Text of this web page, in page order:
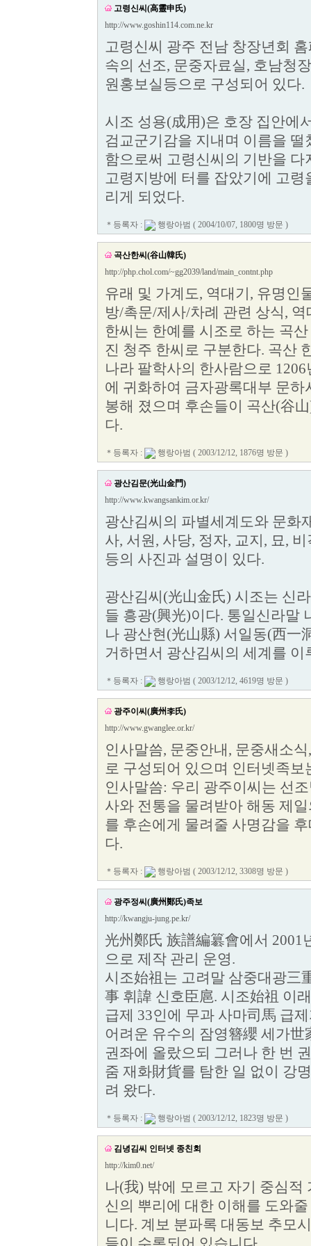
고령신씨(高靈申氏)
http://www.goshin114.com.ne.kr
고령신씨 광주 전남 창장년회
속의 선조, 문중자료실, 호남청
원홍보실등으로 구성되어 있다.
시조 성용(成用)은 호장 집안에
검교군기감을 지내며 이름을
함으로써 고령신씨의 기반을
고령지방에 터를 잡았기에 고
리게 되었다.
＊등록자 : 행랑아범 ( 2004/10/07, 1800명 방문 )
곡산한씨(谷山韓氏)
http://php.chol.com/~gg2039/land/main_contnt.php
유래 및 가계도, 역대기, 유명인
방/촉문/제사/차례 관련 상식,
한씨는 한예를 시조로 하는 곡
진 청주 한씨로 구분한다. 곡산
나라 팔학사의 한사람으로
에 귀화하여 금자광록대부 문
봉해 졌으며 후손들이 곡산(谷
다.
＊등록자 : 행랑아범 ( 2003/12/12, 1876명 방문 )
광산김문(光山金門)
http://www.kwangsankim.or.kr/
광산김씨의 파별세계도와 문화
사, 서원, 사당, 정자, 교지, 묘,
등의 사진과 설명이 있다.
광산김씨(光山金氏) 시조는 신
들 흥광(興光)이다. 통일신라말
나 광산현(光山縣) 서일동(西一
거하면서 광산김씨의 세계를 이
＊등록자 : 행랑아범 ( 2003/12/12, 4619명 방문 )
광주이씨(廣州李氏)
http://www.gwanglee.or.kr/
인사말씀, 문중안내, 문중새소
로 구성되어 있으며 인터넷족
인사말씀: 우리 광주이씨는 선
사와 전통을 물려받아 해동 제
를 후손에게 물려줄 사명감을
다.
＊등록자 : 행랑아범 ( 2003/12/12, 3308명 방문 )
광주정씨(廣州鄭氏)족보
http://kwangju-jung.pe.kr/
光州鄭氏 族譜編簒會에서 2001
으로 제작 관리 운영.
시조始祖는 고려말 삼중대광三
事 휘諱 신호臣扈. 시조始祖 이
급제 33인에 무과 사마司馬 급
어려운 유수의 잠영簪纓 세가
권좌에 올랐으되 그러나 한 번
줌 재화財貨를 탐한 일 없이 강
려 왔다.
＊등록자 : 행랑아범 ( 2003/12/12, 1823명 방문 )
김녕김씨 인터넷 종친회
http://kim0.net/
나(我) 밖에 모르고 자기 중심적
신의 뿌리에 대한 이해를 도와
니다. 계보 분파록 대동보 추모